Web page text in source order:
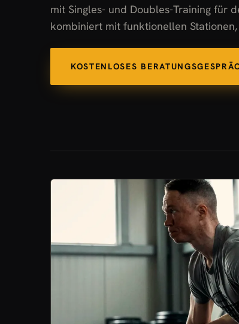
mit Singles- und Doubles-Training für
kombiniert mit funktionellen
KOSTENLOSES